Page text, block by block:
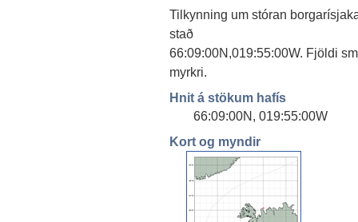
Tilkynning um stóran
stað
66:09:00N,019:55:00W. Fjöldi
myrkri.
Hnit á stökum hafís
66:09:00N, 019:55:00W
Kort og myndir